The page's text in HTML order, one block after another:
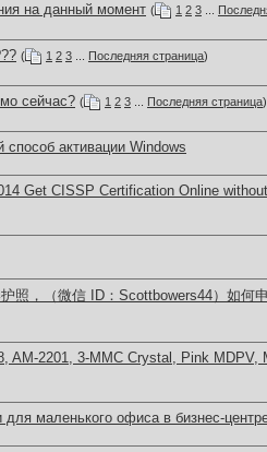
на данный момент ( 1 2 3
( 1 2 3 Последняя страница)
сейчас? ( 1 2 3 Последняя страница)
способ активации Windows
Get CISSP Certification Online
照，（微信 ID：Scottbowers44）如何
AM-2201, 3-MMC Crystal, Pink MDPV,
маленького офиса в бизнес-